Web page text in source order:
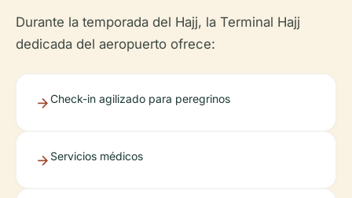
Durante la temporada del Hajj, la Terminal Hajj
dedicada del aeropuerto ofrece:
Check-in agilizado para peregrinos
Servicios médicos